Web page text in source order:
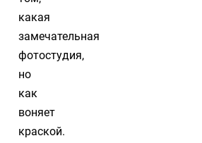
какая
замечательная
фотостудия,
но
как
воняет
краской.